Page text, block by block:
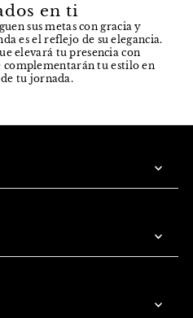
en ti
sus metas con gracia y
es el reflejo de su elegancia.
elevará tu presencia con
complementarán tu estilo en
de tu jornada.